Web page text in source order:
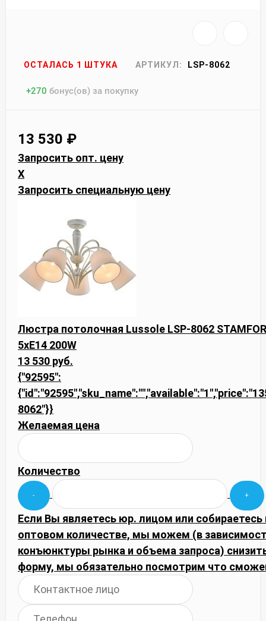
ОСТАЛАСЬ 1 ШТУКА АРТИКУЛ: LSP-8062
+270 бонус(ов) за покупку
13 530 ₽
Запросить опт. цену
X
Запросить специальную цену
Люстра потолочная Lussole LSP-8062
5xE14 200W
13 530 руб.
{"92595":
8062"}}
Желаемая цена
Количество
Если Вы являетесь юр. лицом или собираетесь
оптовом количестве, мы можем (в
конъюнктуры рынка и объема запроса)
форму, мы обязательно посмотрим что